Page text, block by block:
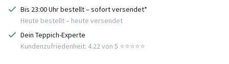
Bis 23:00 Uhr bestellt – sofort versendet*
Heute bestellt – heute versendet
Dein Teppich-Experte
Kundenzufriedenheit: 4.22 von 5 ⭐️⭐️⭐️⭐️⭐️